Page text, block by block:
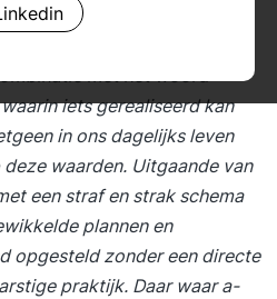
geeft kom je op
wat er gaat gebeuren’.
met het woord
waarin iets gerealiseerd kan
in ons dagelijks leven
waarden. Uitgaande van
een straf en strak schema
plannen en
opgesteld zonder een directe
praktijk. Daar waar a-